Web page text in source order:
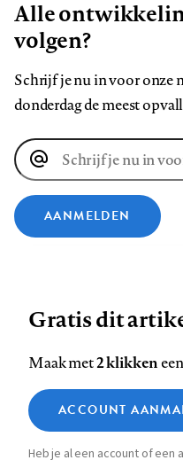
Alle
volgen?
Schrijf je nu in voor onze
donderdag de meest
E-
mailadres
AANMELDEN
Volg
ons
Facebook
Volg
ons
op
LinkedIn
Volg
ons
op
Bluesky
op
Footer
navigation
Contact Colofon
Zie onze cookie policy
Analytische cookies
Marketing cookies
Gratis dit
Maak met2 klikken
ACCOUNT
Heb je al een account of een